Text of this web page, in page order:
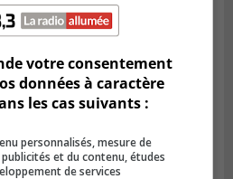
propulse les Ducs
votre consentement
données à caractère
les cas suivants :
personnalisés, mesure de
et du contenu, études
de services